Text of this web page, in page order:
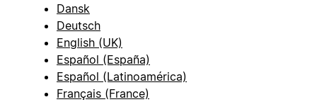
Dansk
Deutsch
English (UK)
Español (España)
Español (Latinoamérica)
Français (France)